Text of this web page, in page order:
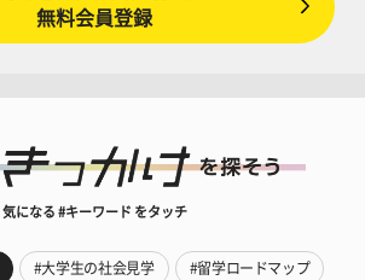
無料会員登録
気になる #キーワード をタッチ
#大学生の社会見学 #留学ロードマップ